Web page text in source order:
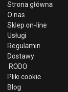
Strona główna
O nas
Sklep on-line
Usługi
Regulamin
Dostawy
RODO
Pliki cookie
Blog